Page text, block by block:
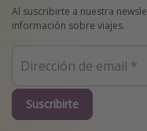
Al suscribirte a nuestra
información sobre viajes.
Suscribirte